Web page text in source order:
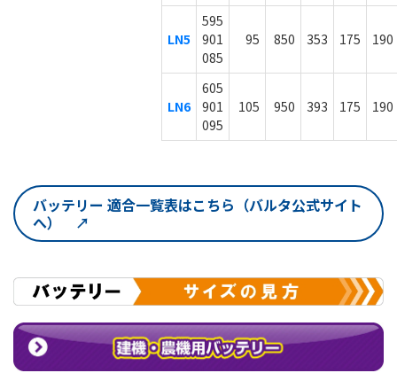
LN5
595
901
085
95 850 353 175 190
LN6
605
901
095
105 950 393 175 190
バッテリー 適合一覧表はこちら（バルタ公式サイト
へ） ↗